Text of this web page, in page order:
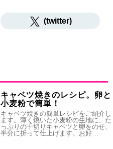
(twitter)
キャベツ焼きのレシピ。卵と
小麦粉で簡単！
キャベツ焼きの簡単レシピをご紹介し
ます。薄く焼いた小麦粉の生地に、た
っぷりの千切りキャベツと卵をのせ、
半分に折って仕上げます。お好…